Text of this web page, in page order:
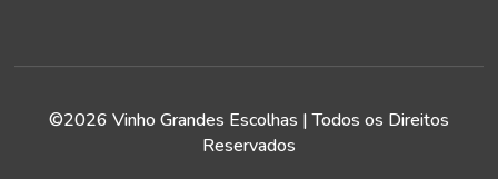
©2026 Vinho Grandes Escolhas | Todos os Direitos
Reservados